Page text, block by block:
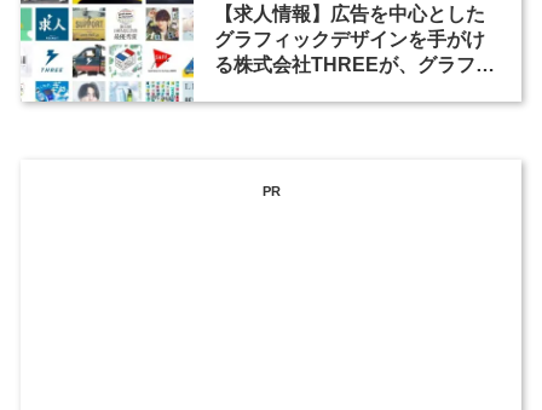
【求人情報】広告を中心とした
グラフィックデザインを手がけ
る株式会社THREEが、グラフィ
PR